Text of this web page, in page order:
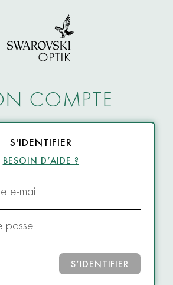
COMPTE
S'IDENTIFIER
BESOIN D’AIDE ?
e-mail
passe
S’IDENTIFIER